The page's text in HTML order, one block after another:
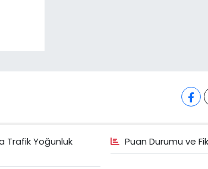
Trafik Yoğunluk
Puan Durumu ve